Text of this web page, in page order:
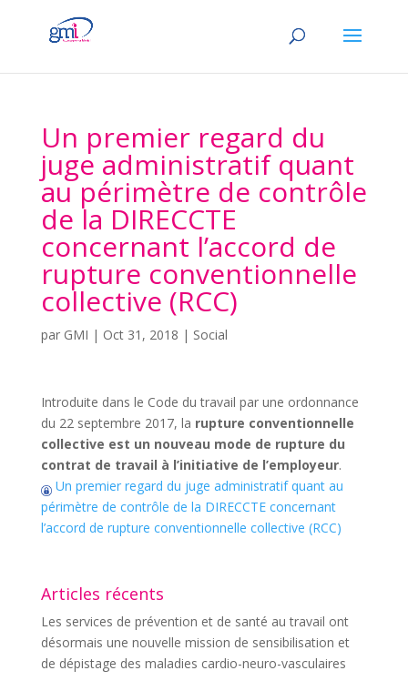
Un premier regard du
juge administratif quant
au périmètre de contrôle
de la DIRECCTE
concernant l’accord de
rupture conventionnelle
collective (RCC)
par GMI | Oct 31, 2018 | Social
Introduite dans le Code du travail par une ordonnance
du 22 septembre 2017, la rupture conventionnelle
collective est un nouveau mode de rupture du
contrat de travail à l’initiative de l’employeur.
Un premier regard du juge administratif quant au
périmètre de contrôle de la DIRECCTE concernant
l’accord de rupture conventionnelle collective (RCC)
Articles récents
Les services de prévention et de santé au travail ont
désormais une nouvelle mission de sensibilisation et
de dépistage des maladies cardio-neuro-vasculaires